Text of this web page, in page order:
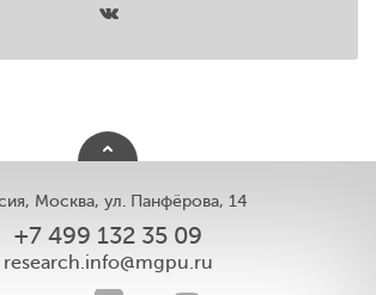
Москва, ул. Панфёрова, 14
+7 499 132 35 09
research.info@mgpu.ru